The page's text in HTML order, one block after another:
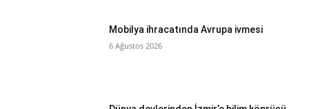
Mobilya ihracatında Avrupa ivmesi
6 Ağustos 2026